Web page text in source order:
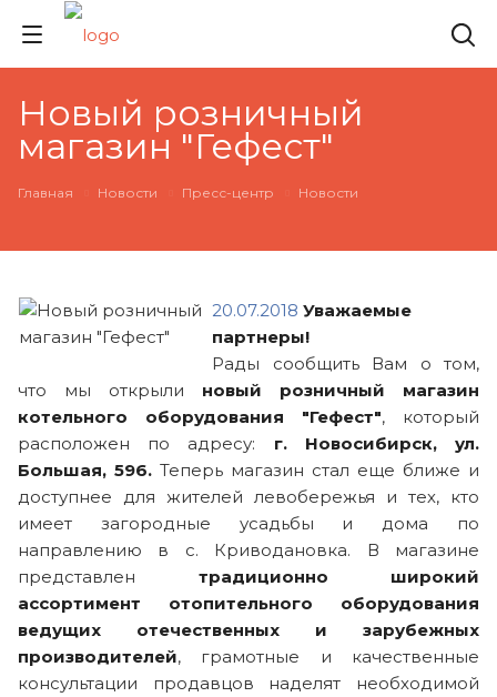
Новый розничный
магазин "Гефест"
Главная Новости Пресс-центр Новости
20.07.2018 Уважаемые
партнеры!
Рады сообщить Вам о том,
что мы открыли новый розничный магазин
котельного оборудования "Гефест", который
расположен по адресу: г. Новосибирск, ул.
Большая, 596. Теперь магазин стал еще ближе и
доступнее для жителей левобережья и тех, кто
имеет загородные усадьбы и дома по
направлению в с. Криводановка. В магазине
представлен традиционно широкий
ассортимент отопительного оборудования
ведущих отечественных и зарубежных
производителей, грамотные и качественные
консультации продавцов наделят необходимой